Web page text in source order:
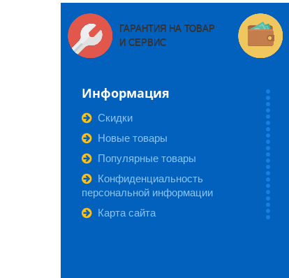
ГАРАНТИЯ НА ТОВАР
И СЕРВИС
Информация
Скидки
Новые товары
Популярные товары
Конфиденциальность
персональной информации
Карта сайта